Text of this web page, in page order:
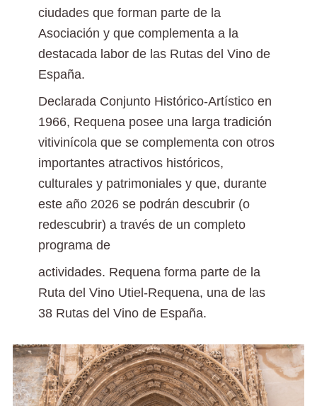
ciudades que forman parte de la
Asociación y que complementa a la
destacada labor de las Rutas del Vino de
España.
Declarada Conjunto Histórico-Artístico en
1966, Requena posee una larga tradición
vitivinícola que se complementa con otros
importantes atractivos históricos,
culturales y patrimoniales y que, durante
este año 2026 se podrán descubrir (o
redescubrir) a través de un completo
programa de
actividades. Requena forma parte de la
Ruta del Vino Utiel-Requena, una de las
38 Rutas del Vino de España.